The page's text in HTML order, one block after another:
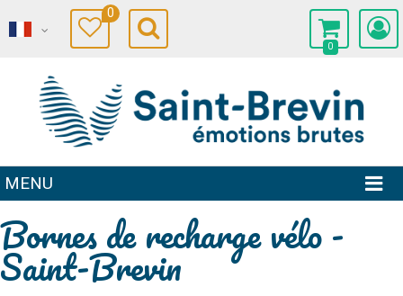
0
0
MENU
Bornes de recharge vélo -
Saint-Brevin